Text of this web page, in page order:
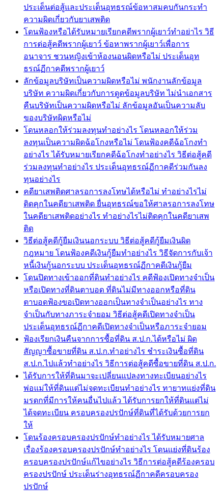
ประเด็นต่อสู้และประเด็นอุทธรณ์ข้อหาสมคบกันกระทำ
ความผิดเกี่ยวกับยาเสพติด
โดนฟ้องหรือได้รับหมายเรียกคดีพรากผู้เยาว์ทำอย่าไร วิธี
การต่อสู้คดีพรากผู้เยาว์ ข้อหาพรากผู้เยาว์เพื่อการ
อนาจาร ชวนหญิงเข้าห้องนอนผิดหรือไม่ ประเด็นอุท
ธรณ์ฏีกาคดีพรากผู้เยาว์
ลักข้อมูลบริษัทเป็นความผิดหรือไม่ พนักงานลักข้อมูล
บริษัท ความผิดเกี่ยวกับการดูดข้อมูลบริษัท ไม่นำเอกสาร
คืนบริษัทเป็นความผิดหรือไม่ ลักข้อมูลอันเป็นความลับ
ของบริษัทผิดหรือไม่
โดนหลอกให้ร่วมลงทุนทำอย่างไร โดนหลอกให้ร่วม
ลงทุนเป็นความผิดฉ้อโกงหรือไม่ โดนฟ้องคดีฉ้อโกงทำ
อย่างไร ได้รับหมายเรียกคดีฉ้อโกงทำอย่างไร วิธีต่อสู้คดี
ร่วมลงทุนทำอย่างไร ประเด็นอุทธรณ์ฏีกาคดีร่วมกันลง
ทุนอย่างไร
คดียาเสพติดศาลรอการลงโทษได้หรือไม่ ทำอย่างไรไม่
ติดคุกในคดียาเสพติด ยื่นอุทธรณ์ขอให้ศาลรอการลงโทษ
ในคดียาเสพติดอย่างไร ทำอย่างไรไม่ติดคุกในคดียาเสพ
ติด
วิธีต่อสู้คดีกู้ยืมเงินนอกระบบ วิธีต่อสู้คดีกู้ยืมเงินผิด
กฎหมาย โดนฟ้องคดีเงินกู้ยืมทำอย่างไร วิธีจัดการกับเจ้า
หนี้เงินกู้นอกระบบ ประเด็นอุทธรณ์ฏีกาคดีเงินกู้ยืม
โดนปิดทางเข้าออกที่ดินทำอย่างไร คดีฟ้องเปิดทางจำเป็น
หรือเปิดทางที่ดินตาบอด ที่ดินไม่มีทางออกหรือที่ดิน
ตาบอดฟ้องขอเปิดทางออกเป็นทางจำเป็นอย่างไร ทาง
จำเป็นกับทางภาระจำยอม วิธีต่อสู้คดีเปิดทางจำเป็น
ประเด็นอุทธรณ์ฏีกาคดีเปิดทางจำเป็นหรือภาระจำยอม
ฟ้องเรียกเงินคืนจากการซื้อที่ดิน ส.ป.ก.ได้หรือไม่ ผิด
สัญญาซื้อขายที่ดิน ส.ป.ก.ทำอย่างไร ชำระเงินซื้อที่ดิน
ส.ป.ก.ไปแล้วทำอย่างไร วิธีการต่อสู้คดีซื้อขายที่ดิน ส.ป.ก.
ได้รับการให้ที่ดินมาจะเปลี่ยนแปลงทางทะเบียนอย่างไร
พ่อแม่ให้ที่ดินแต่ไม่จดทะเบียนทำอย่างไร ทายาทแย่งที่ดิน
มรดกที่มีการให้คนอื่นไปแล้ว ได้รับการยกให้ที่ดินแต่ไม่
ได้จดทะเบียน ครอบครองปรปักษ์ที่ดินที่ได้รับด้วยการยก
ให้
โดนร้องครอบครองปรปักษ์ทำอย่างไร ได้รับหมายศาล
เรื่องร้องครอบครองปรปักษ์ทำอย่างไร โดนแย่งที่ดินร้อง
ครอบครองปรปักษ์แก้ไขอย่างไร วิธีการต่อสู้คดีร้องครอบ
ครองปรปักษ์ ประเด็นร่างอุทธรณ์ฏีกาคดีครอบครอง
ปรปักษ์